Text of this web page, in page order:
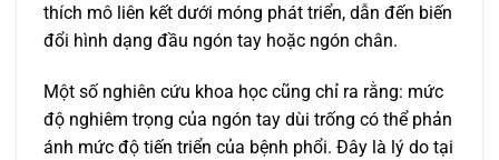
thích mô liên kết dưới móng phát triển, dẫn đến biến
đổi hình dạng đầu ngón tay hoặc ngón chân.
Một số nghiên cứu khoa học cũng chỉ ra rằng: mức
độ nghiêm trọng của ngón tay dùi trống có thể phản
ánh mức độ tiến triển của bệnh phổi. Đây là lý do tại